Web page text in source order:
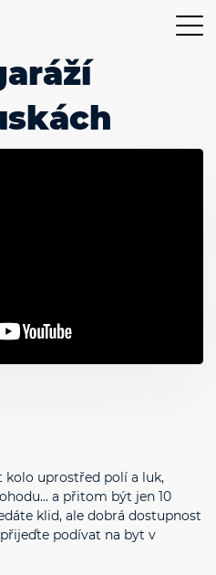
uprostřed polí a luk,
a přitom být jen 10
klid, ale dobrá dostupnost
podívat na byt v